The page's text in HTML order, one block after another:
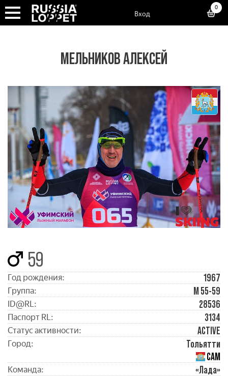
Вход
0
МЕЛЬНИКОВ АЛЕКСЕЙ
59
Год рождения: 1967
Группа: М 55-59
ID@RL: 28536
Паспорт RL: 3134
Статус активности: ACTIVE
Город:
Тольятти
САМ
Команда: «Лада»